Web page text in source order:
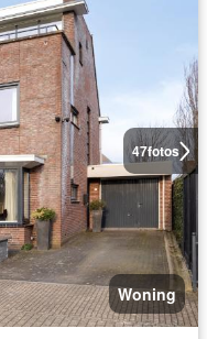
47fotos
Woning